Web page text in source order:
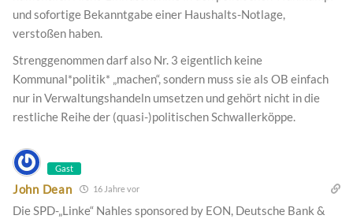
und sofortige Bekanntgabe einer Haushalts-Notlage,
verstoßen haben.
Strenggenommen darf also Nr. 3 eigentlich keine
Kommunal*politik* „machen“, sondern muss sie als OB einfach
nur in Verwaltungshandeln umsetzen und gehört nicht in die
restliche Reihe der (quasi-)politischen Schwallerköppe.
Gast
John Dean 16 Jahre vor
Die SPD-„Linke“ Nahles sponsored by EON, Deutsche Bank &